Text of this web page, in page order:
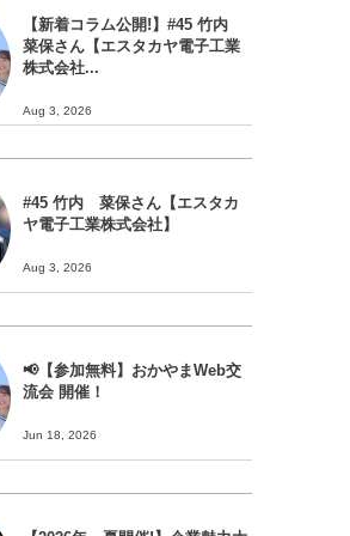
【新着コラム公開!】#45 竹内
菜保さん【エスタカヤ電子工業
株式会社...
Aug 3, 2026
#45 竹内 菜保さん【エスタカ
ヤ電子工業株式会社】
Aug 3, 2026
📢【参加無料】おかやまWeb交
流会 開催！
Jun 18, 2026